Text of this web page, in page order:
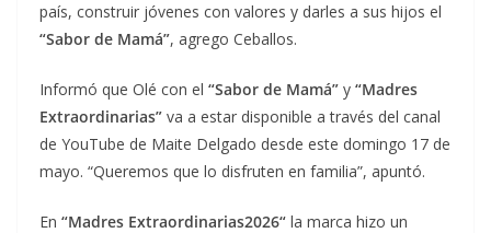
país, construir jóvenes con valores y darles a sus hijos el
“Sabor de Mamá”, agrego Ceballos.
Informó que Olé con el “Sabor de Mamá” y “Madres
Extraordinarias” va a estar disponible a través del canal
de YouTube de Maite Delgado desde este domingo 17 de
mayo. “Queremos que lo disfruten en familia”, apuntó.
En “Madres Extraordinarias2026“ la marca hizo un